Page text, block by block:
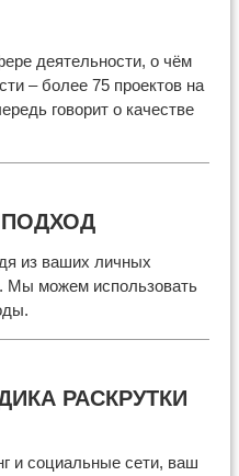
деятельности, о чём
– более 75 проектов на
говорит о качестве
из ваших личных
Мы можем использовать
РАСКРУТКИ
и социальные сети, ваш